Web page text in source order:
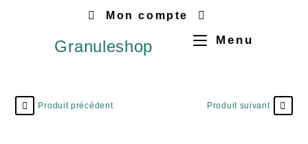
Mon compte
Granuleshop Menu
Produit précédent Produit suivant